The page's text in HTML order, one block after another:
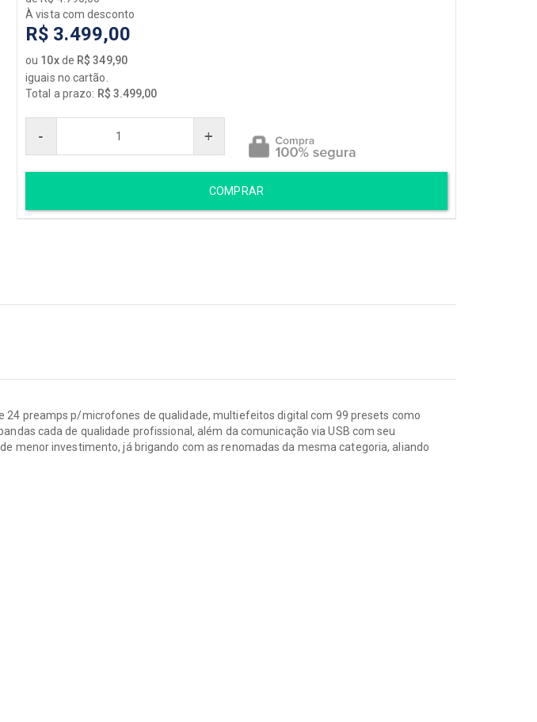
Acessórios
Bancos
Baquetas
Baterias
Ferragens
Percussão
Acessórios
Pedais de Efeito
Violas
Gaitas de Boca
Saxofones
Trombones
À vista com desconto
R$ 3.499,00
ou 10xde R$ 349,90
iguais no cartão.
Total a prazo: R$ 3.499,00
- +
COMPRAR
24 preamps p/microfones de qualidade, multiefeitos digital com 99 presets como
cada de qualidade profissional, além da comunicação via USB com seu
menor investimento, já brigando com as renomadas da mesma categoria, aliando